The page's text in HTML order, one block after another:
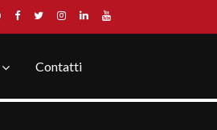
Contatti